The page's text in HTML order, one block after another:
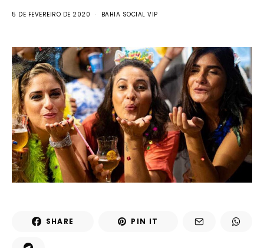
5 DE FEVEREIRO DE 2020 BAHIA SOCIAL VIP
SHARE PIN IT